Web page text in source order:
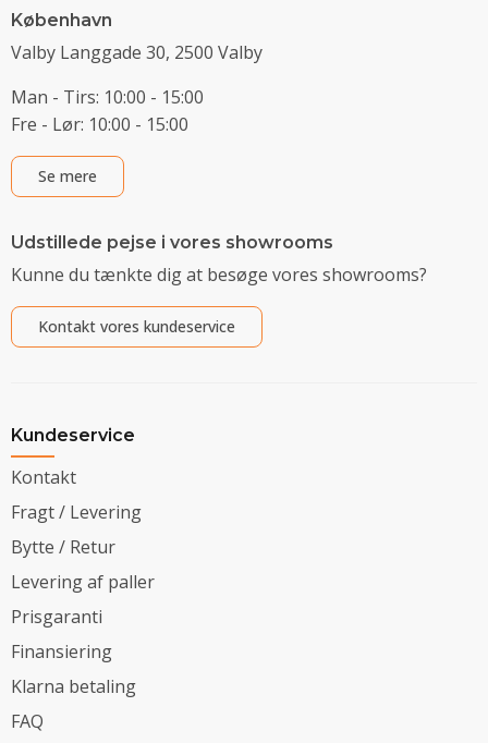
København
Valby Langgade 30, 2500 Valby
Man - Tirs: 10:00 - 15:00
Fre - Lør: 10:00 - 15:00
Se mere
Udstillede pejse i vores showrooms
Kunne du tænkte dig at besøge vores showrooms?
Kontakt vores kundeservice
Kundeservice
Kontakt
Fragt / Levering
Bytte / Retur
Levering af paller
Prisgaranti
Finansiering
Klarna betaling
FAQ